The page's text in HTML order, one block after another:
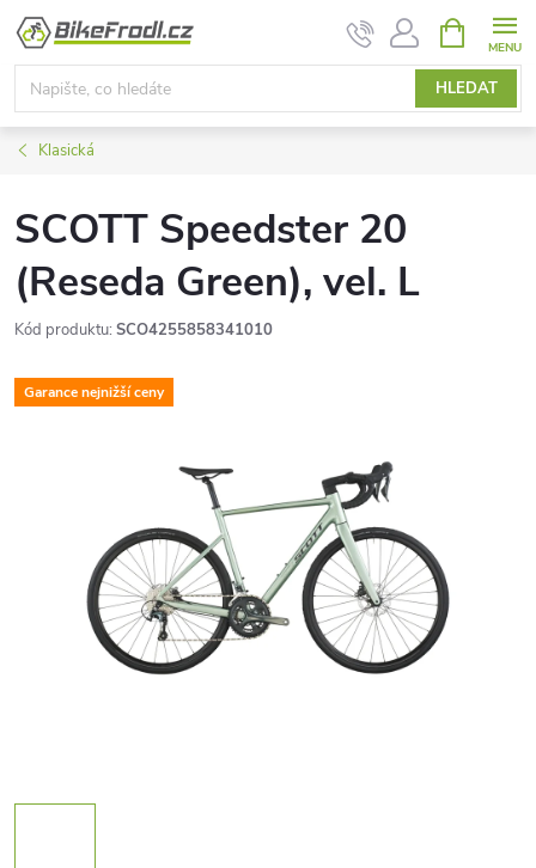
Přejít
obsah
HLEDAT
NÁKUPNÍ
KOŠÍK
Klasická
SCOTT Speedster 20
(Reseda Green), vel. L
Kód produktu: SCO4255858341010
Garance nejnižší ceny